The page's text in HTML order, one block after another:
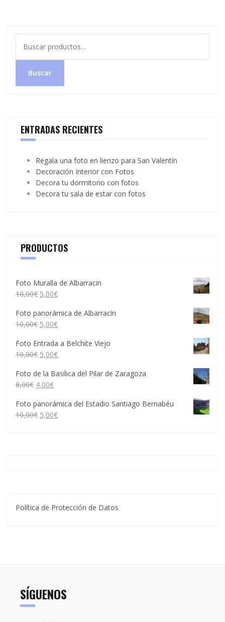
por:
Buscar
ENTRADAS RECIENTES
Regala una foto en lienzo para San Valentín
Decoración Interior con Fotos
Decora tu dormitorio con fotos
Decora tu sala de estar con fotos
PRODUCTOS
Foto Muralla de Albarracin
10,00€ 5,00€
Foto panorámica de Albarracín
10,00€ 5,00€
Foto Entrada a Belchite Viejo
10,00€ 5,00€
Foto de la Basílica del Pilar de Zaragoza
8,00€ 4,00€
Foto panorámica del Estadio Santiago Bernabéu
10,00€ 5,00€
Política de Protección de Datos
SÍGUENOS